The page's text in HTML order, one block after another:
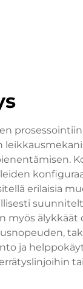
erilaisia
myös älykkäät
ja